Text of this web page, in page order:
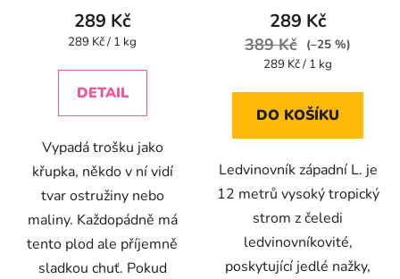
produktu
je
z
289 Kč
Měrná
289 Kč / 1 kg
DETAIL
Vypadá trošku jako
křupka, někdo v ní vidí
tvar ostružiny nebo
maliny. Každopádně má
tento plod ale příjemně
sladkou chuť. Pokud
produktu
je
4,2
5
289 Kč
389 Kč
(–25 %)
Měrná
289 Kč / 1 kg
DO KOŠÍKU
Ledvinovník západní L. je
12 metrů vysoký tropický
strom z čeledi
ledvinovníkovité,
poskytující jedlé nažky,